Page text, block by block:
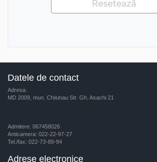
Datele de contact
Adresa:
MD 2009, mun. Chisinau Str. Gh. Asachi 21
Admitere: 067458026
Anticamera: 022-22-97-27
Tel./fax: 022-73-89-94
Adrese electronice